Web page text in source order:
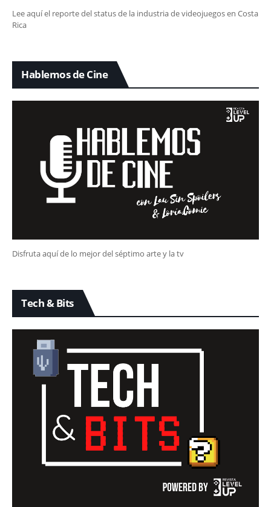
Lee aquí el reporte del status de la industria de videojuegos en Costa
Rica
Hablemos de Cine
Disfruta aquí de lo mejor del séptimo arte y la tv
Tech & Bits